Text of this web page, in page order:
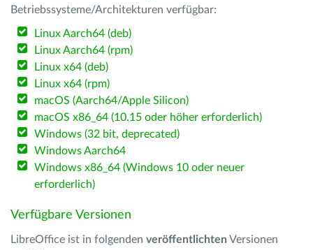
Betriebssysteme/Architekturen verfügbar:
Linux Aarch64 (deb)
Linux Aarch64 (rpm)
Linux x64 (deb)
Linux x64 (rpm)
macOS (Aarch64/Apple Silicon)
macOS x86_64 (10.15 oder höher erforderlich)
Windows (32 bit, deprecated)
Windows Aarch64
Windows x86_64 (Windows 10 oder neuer
erforderlich)
Verfügbare Versionen
LibreOffice ist in folgenden veröffentlichten Versionen